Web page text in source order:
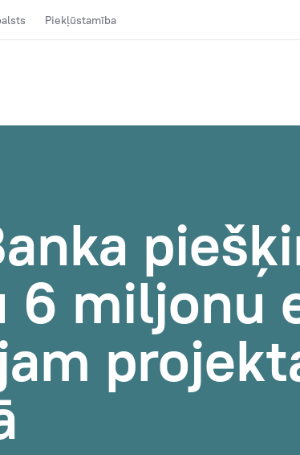
Piekļūstamība
6 miljonu